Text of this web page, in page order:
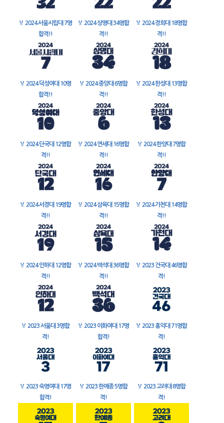
🏅 2024 서울시립대 7명
합격!!
🏅 2024 상명대 34명합
격!!
🏅 2024 경희대 18명합
격!!
🏅 2024 덕성여대 10명
합격!!
🏅 2024 중앙대 6명합
격!!
🏅 2024 한성대 13명합
격!!
🏅 2024 단국대 12명합
격!!
🏅 2024 연세대 16명합
격!!
🏅 2024 한양대 7명합
격!!
🏅 2024 서경대 19명합
격!!
🏅 2024 삼육대 15명합
격!!
🏅 2024 가천대 14명합
격!!
🏅 2024 인하대 12명합
격!!
🏅 2024 백석대 36명합
격!!
🏅 2023 건국대 46명합
격!
🏅 2023 서울대 3명합
격!
🏅 2023 이화여대 17명
합격!
🏅 2023 홍익대 71명합
격!
🏅 2023 숙명여대 17명
합격!
🏅 2023 한예종 5명합
격!
🏅 2023 고려대 8명합
격!